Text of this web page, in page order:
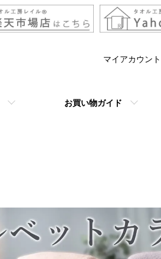
お買い物ガイド
マイアカウント